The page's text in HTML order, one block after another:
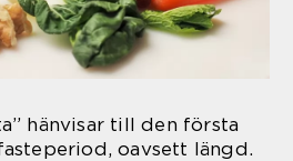
hänvisar till den första
oavsett längd.